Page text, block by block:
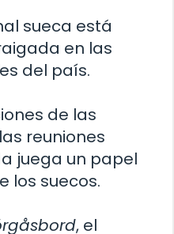
sueca está
en las
del país.
de las
reuniones
juega un papel
los suecos.
, el